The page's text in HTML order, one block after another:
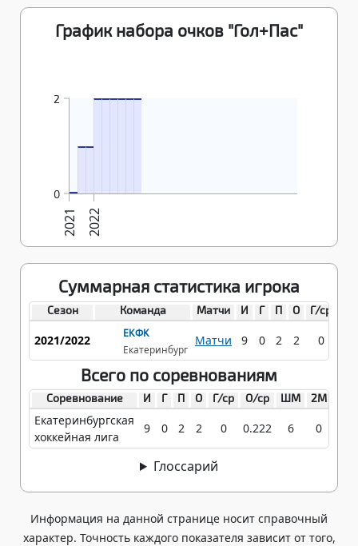
График набора очков "Гол+Пас"
0
2
2021 2022
Суммарная статистика игрока
Сезон Команда Матчи И Г П О Г/ср
2021/2022
ЕКФК
Екатеринбург
Матчи 9 0 2 2 0
Всего по соревнованиям
Соревнование И Г П О Г/ср О/ср ШМ 2М
Екатеринбургская
хоккейная лига
9 0 2 2 0 0.222 6 0
Глоссарий
Информация на данной странице носит справочный
характер. Точность каждого показателя зависит от того,